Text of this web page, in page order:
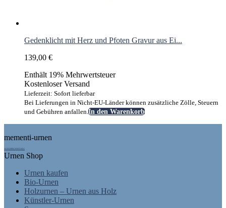
Gedenklicht mit Herz und Pfoten Gravur aus Ei...
139,00 €
Enthält 19% Mehrwertsteuer
Kostenloser Versand
Lieferzeit: Sofort lieferbar
Bei Lieferungen in Nicht-EU-Länder können zusätzliche Zölle, Steuern
und Gebühren anfallen.In den Warenkorb
mementi-urnen
AUSGEZEICHNET.ORG
Urnen Shop
Urnen kaufen
Bio-Urnen
Holzurnen – Urnen aus Holz
Künstler-Urnen